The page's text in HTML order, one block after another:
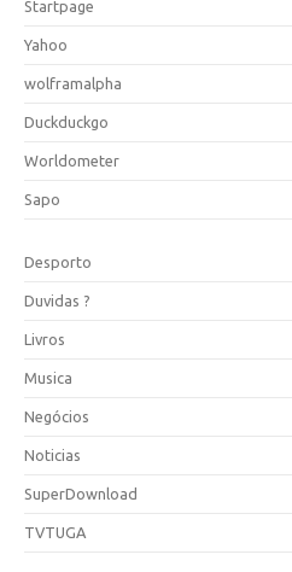
Startpage
Yahoo
wolframalpha
Duckduckgo
Worldometer
Sapo
Desporto
Duvidas ?
Livros
Musica
Negócios
Noticias
SuperDownload
TVTUGA